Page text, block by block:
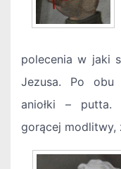
polecenia w jaki
Jezusa. Po obu
aniołki – putta.
gorącej modlitwy,